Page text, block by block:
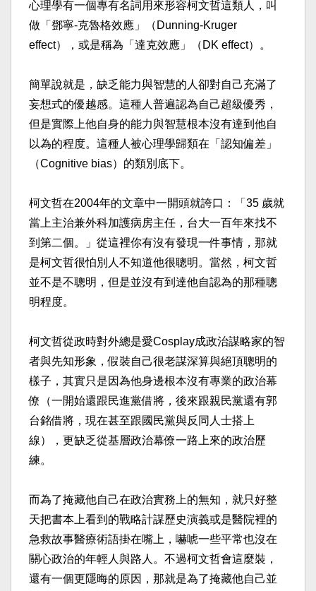
心理學有一個專有名詞用來形容柯文哲這類人，叫
做「鄧寧-克魯格效應」（Dunning-Kruger
effect），或是稱為「達克效應」（DK effect）。​
簡單說就是，缺乏能力與智慧的人卻對自己充滿了
妄想式的優越感。這種人普遍認為自己超級優秀，
但是實際上他自身的能力與智慧根本沒有達到他自
以為的程度。這種人被心理學歸類在「認知偏差」
（Cognitive bias）的類別底下。​
柯文哲在2004年的文章中一開頭就誇口：「35 歲就
當上主治兼外科加護病房主任，台大一百年來找不
到第二個。」從這裡你有沒有發現一件事情，那就
是柯文哲很怕別人不知道他很聰明。當然，柯文哲
並不是不聰明，但是並沒有到達他自認為的那種聰
明程度。​
柯文哲從政時對外總是愛Cosplay成政治謀略家的智
者與先知形象，假裝自己很老謀深算與絕頂聰明的
樣子，其實只是因為他身邊根本沒有專業的政治幕
僚（一開始還跟民進黨借將，後來跟親民黨還有郭
台銘借將，現在甚至跟國民黨與反同人士搭上
線），更缺乏從基層政治幕僚一路上來的政治歷
練。​
而為了掩藏他自己在政治實務上的無知，就只好整
天把書本上看到的戰略計謀歷史演義或是醫院裡的
急救故事醫療術語掛在嘴上，嚇唬一些平常也沒在
關心政治的年輕人與路人。不過柯文哲會這麼裝，
還有一個更隱晦的原因，那就是為了掩藏他自己並